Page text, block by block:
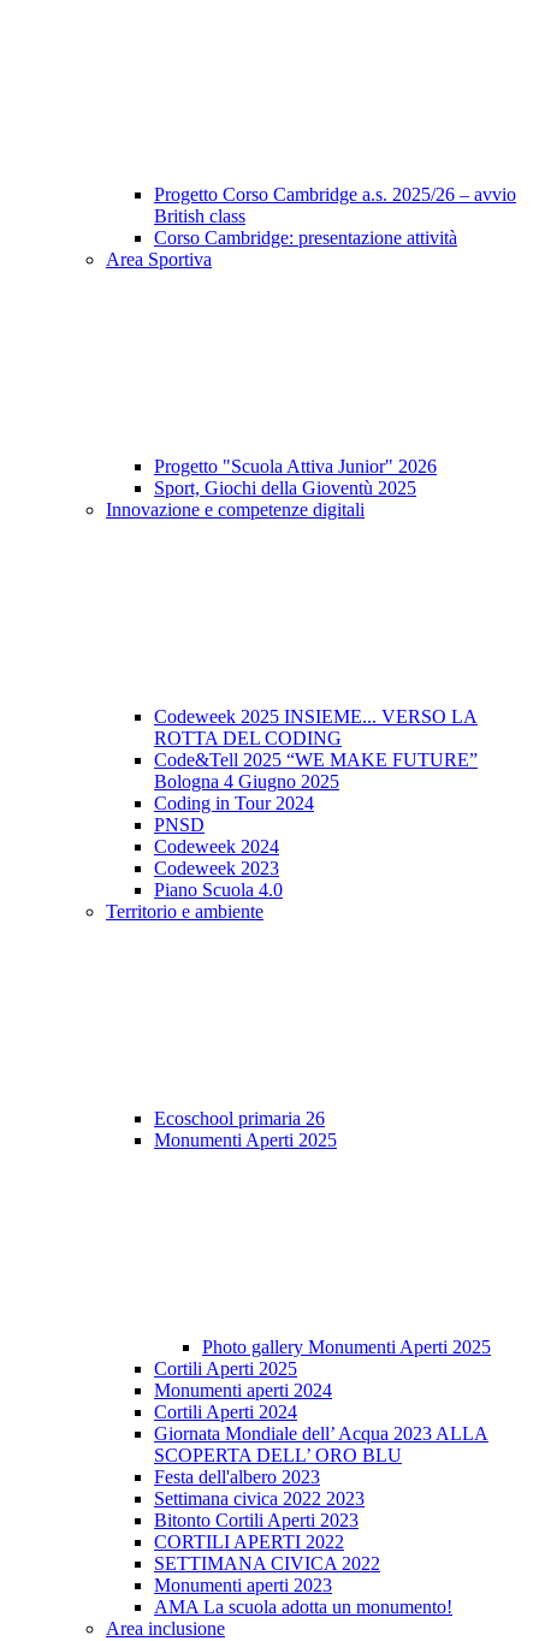
Progetto Corso Cambridge a.s. 2025/26 – avvio
British class
Corso Cambridge: presentazione attività
Area Sportiva
Progetto "Scuola Attiva Junior" 2026
Sport, Giochi della Gioventù 2025
Innovazione e competenze digitali
Codeweek 2025 INSIEME... VERSO LA
ROTTA DEL CODING
Code&Tell 2025 “WE MAKE FUTURE”
Bologna 4 Giugno 2025
Coding in Tour 2024
PNSD
Codeweek 2024
Codeweek 2023
Piano Scuola 4.0
Territorio e ambiente
Ecoschool primaria 26
Monumenti Aperti 2025
Photo gallery Monumenti Aperti 2025
Cortili Aperti 2025
Monumenti aperti 2024
Cortili Aperti 2024
Giornata Mondiale dell’ Acqua 2023 ALLA
SCOPERTA DELL’ ORO BLU
Festa dell'albero 2023
Settimana civica 2022 2023
Bitonto Cortili Aperti 2023
CORTILI APERTI 2022
SETTIMANA CIVICA 2022
Monumenti aperti 2023
AMA La scuola adotta un monumento!
Area inclusione